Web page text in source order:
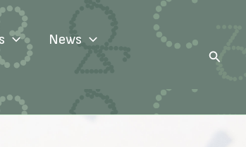
News
Search